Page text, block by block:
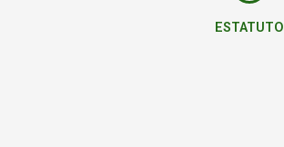
ESTATUTO